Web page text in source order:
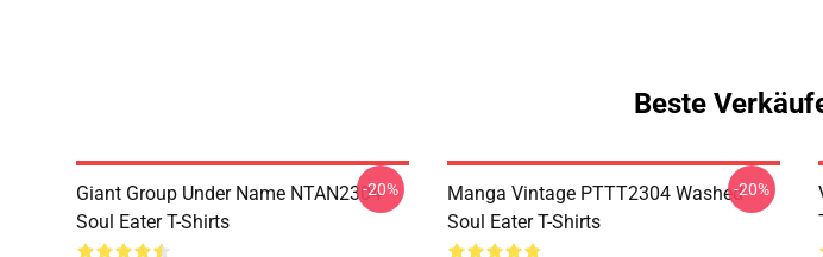
Beste
Giant Group Under Name NTAN2304
Soul Eater T-Shirts
-20%
Manga Vintage PTTT2304 Washed
Soul Eater T-Shirts
-20%